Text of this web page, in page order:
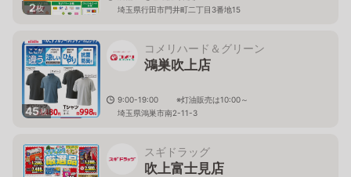
2枚
埼玉県行田市門井町二丁目3番地15
45枚
コメリハード＆グリーン
鴻巣吹上店
9:00-19:00 ※灯油販売は10:00～
埼玉県鴻巣市南2-11-3
スギドラッグ
吹上富士見店